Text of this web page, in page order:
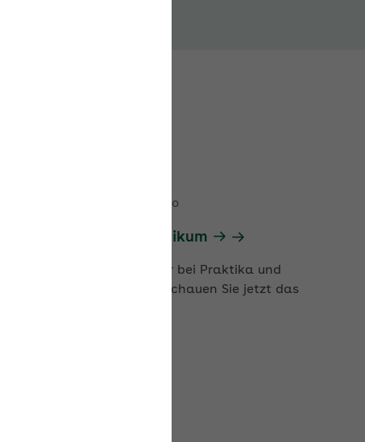
Jetzt als Video
Probearbeit und Praktikum
Worauf sollten Arbeitgeber bei Praktika und
Arbeit auf Probe achten: Schauen Sie jetzt das